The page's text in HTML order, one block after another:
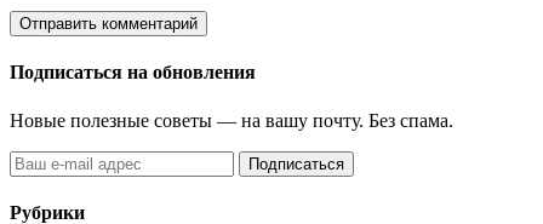
Подписаться на обновления
Новые полезные советы — на вашу почту. Без спама.
Подписаться
Рубрики